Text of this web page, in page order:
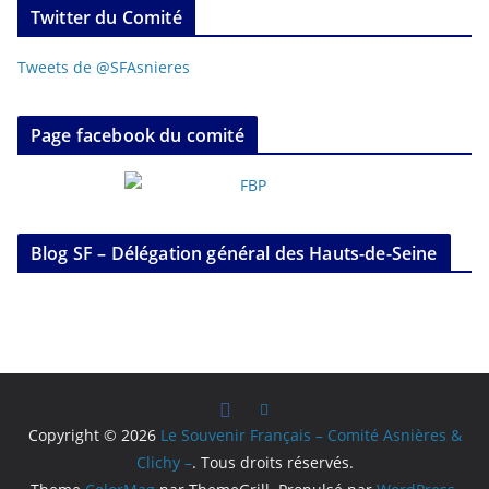
Twitter du Comité
Tweets de @SFAsnieres
Page facebook du comité
Blog SF – Délégation général des Hauts-de-Seine
Copyright © 2026 Le Souvenir Français – Comité Asnières &
Clichy –. Tous droits réservés.